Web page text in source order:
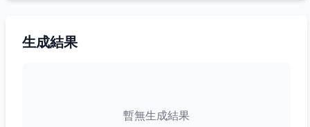
生成結果
暫無生成結果